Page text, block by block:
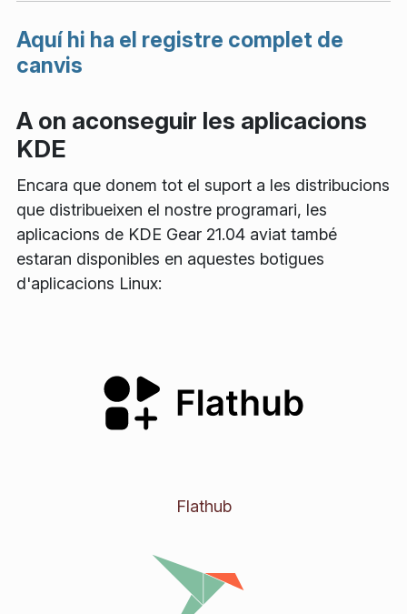
Aquí hi ha el registre complet de
canvis
A on aconseguir les aplicacions
KDE
Encara que donem tot el suport a les distribucions
que distribueixen el nostre programari, les
aplicacions de KDE Gear 21.04 aviat també
estaran disponibles en aquestes botigues
d'aplicacions Linux:
Flathub